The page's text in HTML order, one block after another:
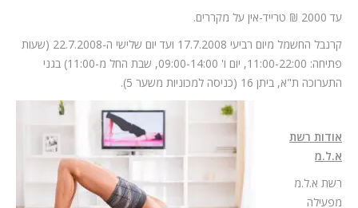
עד 2000 ₪ טרייד-אין על מקררים.
קרנבל החשמל מיום רביעי 17.7.2008 ועד יום שלישי ה-22.7.2008 (שעות
פתיחה: 11:00-22:00, יום ו' 09:00-14:00, שבת החל מ-11:00) בגני
התערוכה ת"א, ביתן 16 (כניסה למכוניות משער 5).
אודות רשת
א.ל.מ
רשת א.ל.מ
מפעילה